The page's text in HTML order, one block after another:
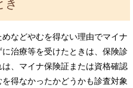
き
などやむを得ない理由でマイナ
治療等を受けたときは、保険診
、マイナ保険証または資格確認
得なかったかどうかも診査対象